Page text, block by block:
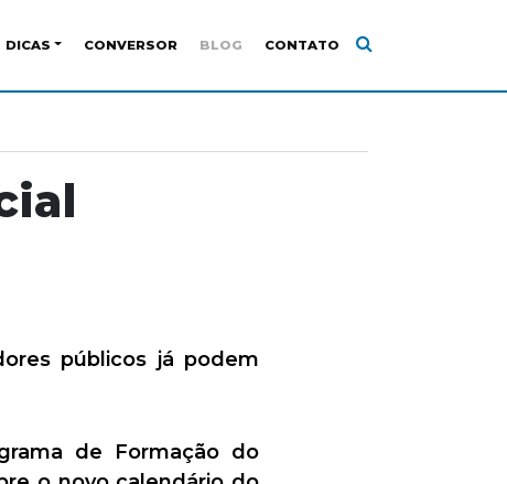
DICAS CONVERSOR BLOG CONTATO
públicos já podem
de Formação do